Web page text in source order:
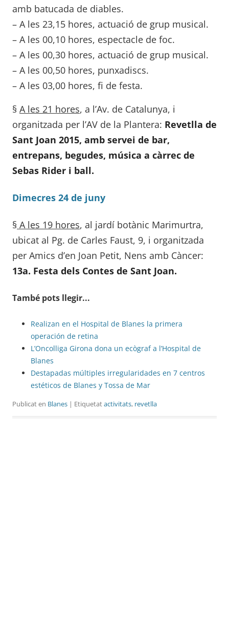
amb batucada de diables.
– A les 23,15 hores, actuació de grup musical.
– A les 00,10 hores, espectacle de foc.
– A les 00,30 hores, actuació de grup musical.
– A les 00,50 hores, punxadiscs.
– A les 03,00 hores, fi de festa.
§ A les 21 hores, a l’Av. de Catalunya, i
organitzada per l’AV de la Plantera: Revetlla de
Sant Joan 2015, amb servei de bar,
entrepans, begudes, música a càrrec de
Sebas Rider i ball.
Dimecres 24 de juny
§ A les 19 hores, al jardí botànic Marimurtra,
ubicat al Pg. de Carles Faust, 9, i organitzada
per Amics d’en Joan Petit, Nens amb Càncer:
13a. Festa dels Contes de Sant Joan.
També pots llegir...
Realizan en el Hospital de Blanes la primera
operación de retina
L’Oncolliga Girona dona un ecògraf a l’Hospital de
Blanes
Destapadas múltiples irregularidades en 7 centros
estéticos de Blanes y Tossa de Mar
Publicat en Blanes | Etiquetatactivitats, revetlla